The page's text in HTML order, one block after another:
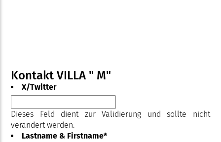
Kontakt VILLA " M"
X/Twitter
Dieses Feld dient zur Validierung und sollte nicht
verändert werden.
Lastname & Firstname*